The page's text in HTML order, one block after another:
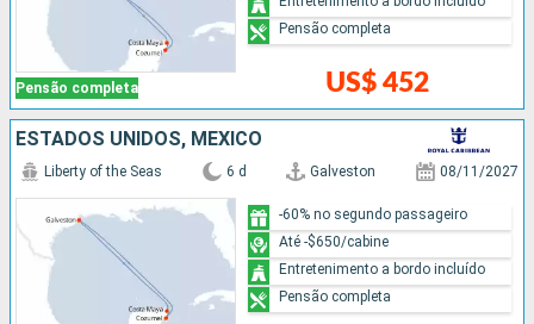
Pensão completa US$ 452
Pensão completa
ESTADOS UNIDOS, MÉXICO
Liberty of the Seas 6 d Galveston 08/11/2027
-60% no segundo passageiro
Até -$650/cabine
Entretenimento a bordo incluído
Pensão completa